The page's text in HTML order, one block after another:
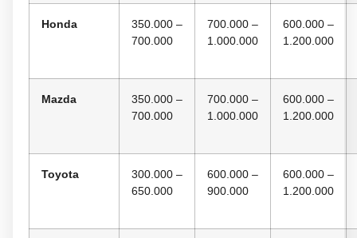
Honda
350.000 –
700.000
700.000 –
1.000.000
600.000 –
1.200.000
Mazda
350.000 –
700.000
700.000 –
1.000.000
600.000 –
1.200.000
Toyota
300.000 –
650.000
600.000 –
900.000
600.000 –
1.200.000